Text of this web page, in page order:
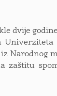
dvije
Univerziteta
iz Narodnog
zaštitu